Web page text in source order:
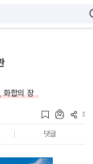
화합의 장
3
댓글